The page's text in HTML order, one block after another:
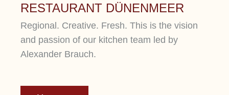
RESTAURANT DÜNENMEER
Regional. Creative. Fresh. This is the vision
and passion of our kitchen team led by
Alexander Brauch.